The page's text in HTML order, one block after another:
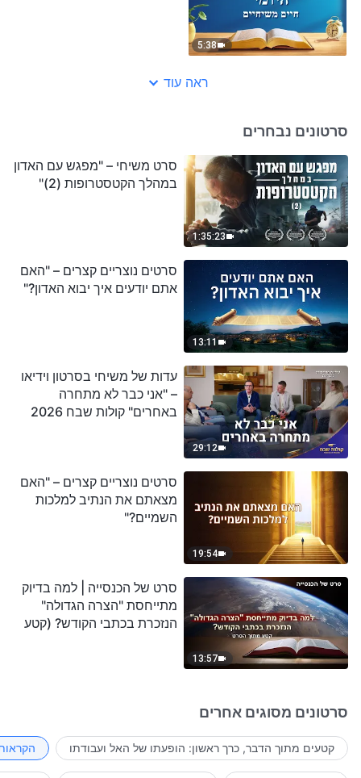
5:38
ראה עוד
סרטונים נבחרים
1:35:23
סרט משיחי – "מפגש עם האדון
במהלך הקטסטרופות (2)"
13:11
סרטים נוצריים קצרים – "האם
אתם יודעים איך יבוא האדון?"
29:12
עדות של משיחי בסרטון וידיאו
– "אני כבר לא מתחרה
באחרים" קולות שבח 2026
19:54
סרטים נוצריים קצרים – "האם
מצאתם את הנתיב למלכות
השמיים?"
13:57
סרט של הכנסייה | למה בדיוק
מתייחסת "הצרה הגדולה"
הנזכרת בכתבי הקודש? (קטע
סרטונים מסוגים אחרים
קטעים מתוך הדבר, כרך ראשון: הופעתו של האל ועבודתו